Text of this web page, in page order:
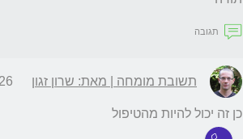
תגובה
תשובת מומחה | מאת: שרון זגון
כן זה יכול להיות מהטיפול